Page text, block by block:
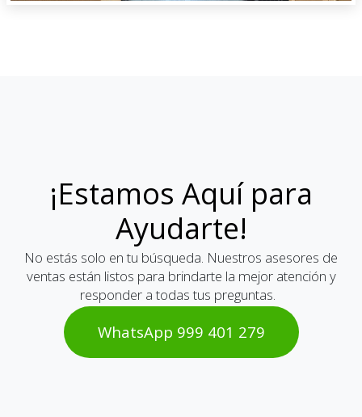
¡Estamos Aquí para
Ayudarte!
No estás solo en tu búsqueda. Nuestros asesores de
ventas están listos para brindarte la mejor atención y
responder a todas tus preguntas.
WhatsAp​​​​p 999 401 2​​79